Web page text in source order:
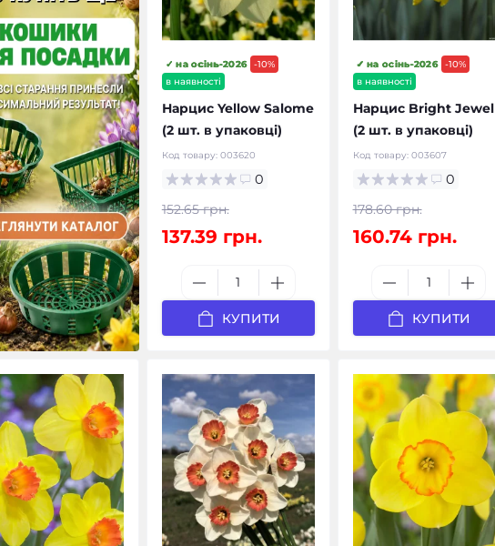
-10%
в наявності
✓ на осінь-2026
Нарцис Yellow Salome
(2 шт. в упаковці)
Код товару: 003620
0
152.65 грн.
137.39 грн.
КУПИТИ
-10%
в наявності
✓ на осінь-2026
Нарцис Bright Jewel
(2 шт. в упаковці)
Код товару: 003607
0
178.60 грн.
160.74 грн.
КУПИТИ